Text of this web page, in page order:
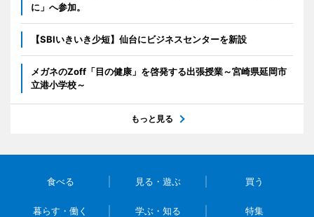
に」へ参加。
【SBIいきいき少短】仙台にビジネスセンターを新設
メガネのZoff「目の健康」を啓発する出張授業～宮崎県延岡市
立港小学校～
もっと見る
食べる 見る・遊ぶ 買う
暮らす・働く 学ぶ・知る 特集